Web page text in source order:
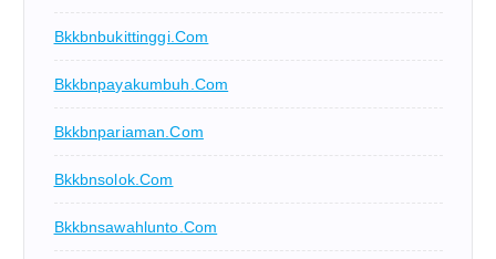
Bkkbnbukittinggi.com
Bkkbnpayakumbuh.com
Bkkbnpariaman.com
Bkkbnsolok.com
Bkkbnsawahlunto.com